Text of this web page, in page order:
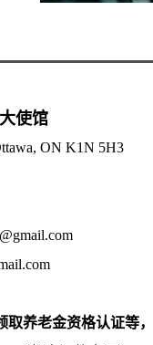
使馆
ON K1N 5H3
取养老金资格认证等